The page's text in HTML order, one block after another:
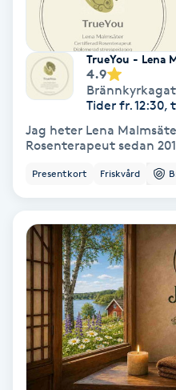
Fotmassage
Fotsvamp
Fransborttagning
Fransfärgning
Fransförlängning
Fransförlängning
Fransförlängning Volym
TrueYou - Lena
4.9
Tider fr. 12:30,
Jag heter Lena
Rosenterapeut sedan
Presentkort Friskvård